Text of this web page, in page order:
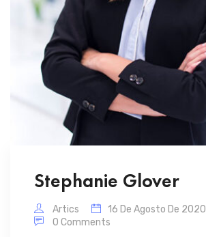
Stephanie Glover
Artics
16 De Agosto De 2020
0 Comments